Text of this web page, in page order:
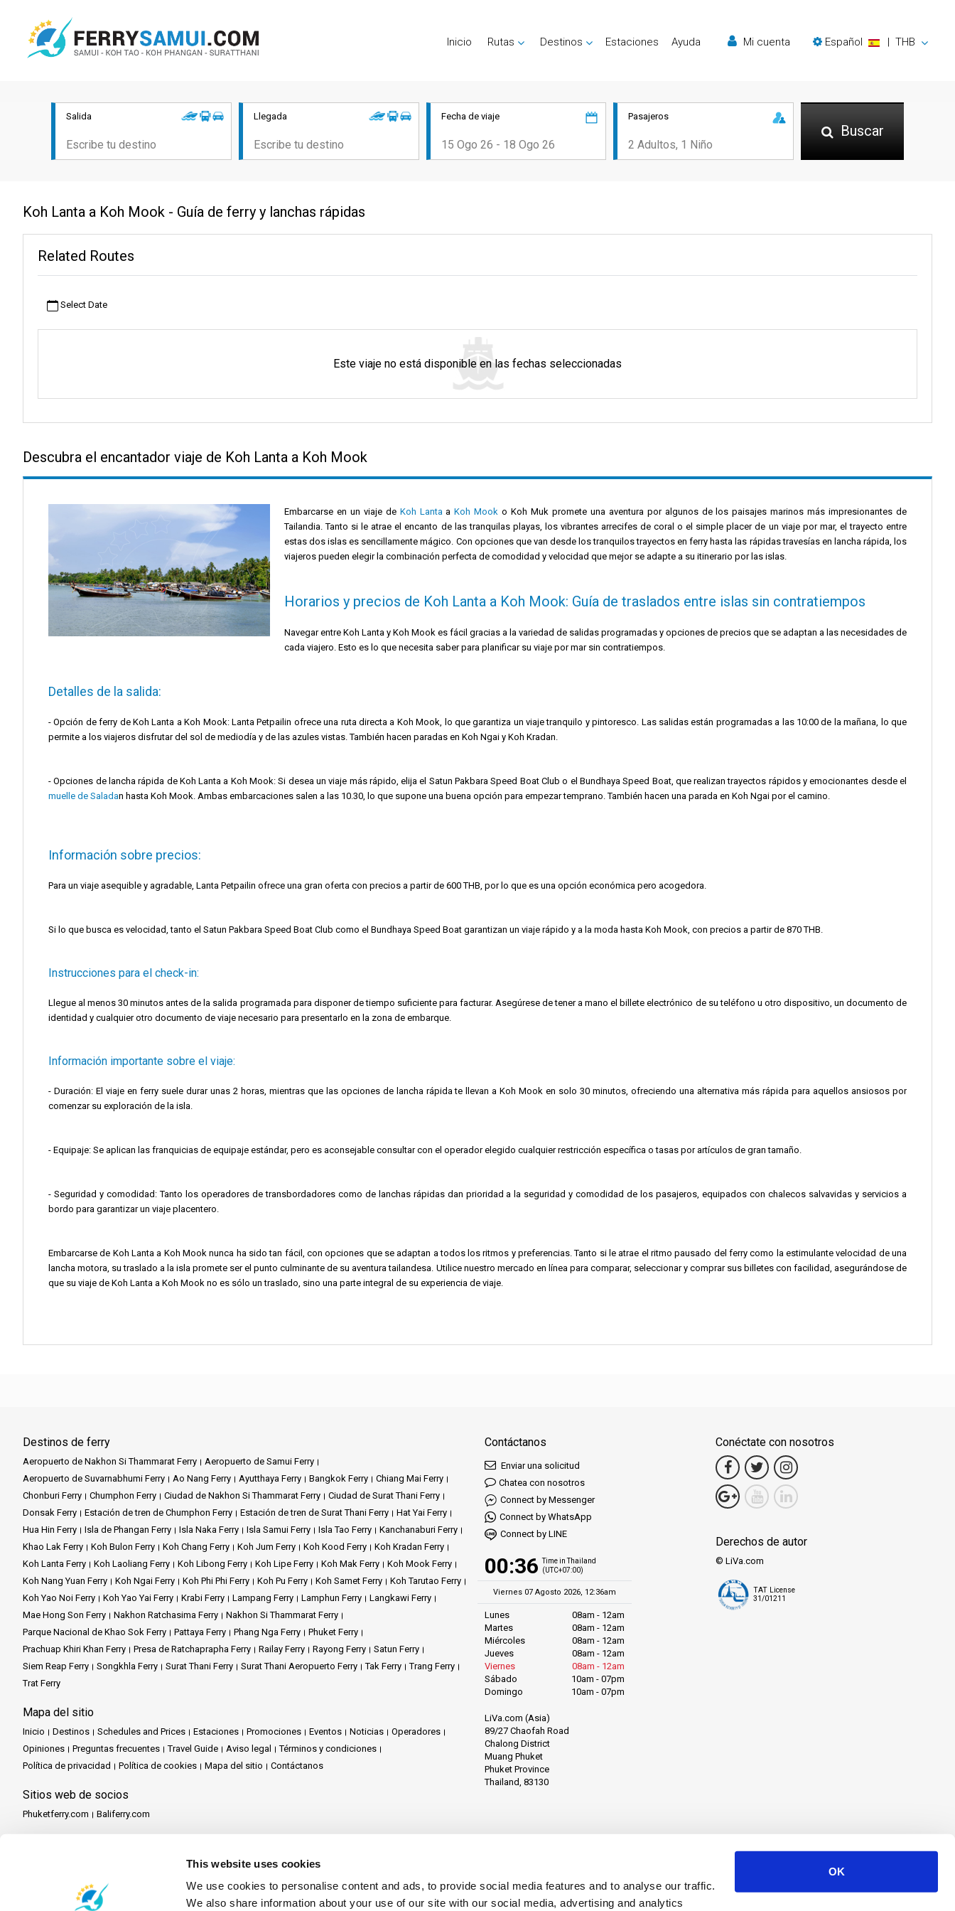
This website uses cookies
We use cookies to personalise content and ads, to provide social media features and to analyse our traffic.
We also share information about your use of our site with our social media, advertising and analytics
OK
Inicio Rutas Destinos Estaciones Ayuda Mi cuenta Español | THB
Salida Llegada Fecha de viaje Pasajeros
Buscar
Koh Lanta a Koh Mook - Guía de ferry y lanchas rápidas
Related Routes
Select Date
Este viaje no está disponible en las fechas seleccionadas
Descubra el encantador viaje de Koh Lanta a Koh Mook
Embarcarse en un viaje deKoh LantaaKoh Mooko Koh Muk promete una aventura por algunos de los paisajes marinos más impresionantes de
Tailandia. Tanto si le atrae el encanto de las tranquilas playas, los vibrantes arrecifes de coral o el simple placer de un viaje por mar, el trayecto entre
estas dos islas es sencillamente mágico. Con opciones que van desde los tranquilos trayectos en ferry hasta las rápidas travesías en lancha rápida, los
viajeros pueden elegir la combinación perfecta de comodidad y velocidad que mejor se adapte a su itinerario por las islas.
Horarios y precios de Koh Lanta a Koh Mook: Guía de traslados entre islas sin contratiempos
Navegar entre Koh Lanta y Koh Mook es fácil gracias a la variedad de salidas programadas y opciones de precios que se adaptan a las necesidades de
cada viajero. Esto es lo que necesita saber para planificar su viaje por mar sin contratiempos.
Detalles de la salida:
- Opción de ferry de Koh Lanta a Koh Mook: Lanta Petpailin ofrece una ruta directa a Koh Mook, lo que garantiza un viaje tranquilo y pintoresco. Las salidas están programadas a las 10:00 de la mañana, lo que
permite a los viajeros disfrutar del sol de mediodía y de las azules vistas. También hacen paradas en Koh Ngai y Koh Kradan.
- Opciones de lancha rápida de Koh Lanta a Koh Mook: Si desea un viaje más rápido, elija el Satun Pakbara Speed Boat Club o el Bundhaya Speed Boat, que realizan trayectos rápidos y emocionantes desde el
muelle de Saladan hasta Koh Mook. Ambas embarcaciones salen a las 10.30, lo que supone una buena opción para empezar temprano. También hacen una parada en Koh Ngai por el camino.
Información sobre precios:
Para un viaje asequible y agradable, Lanta Petpailin ofrece una gran oferta con precios a partir de 600 THB, por lo que es una opción económica pero acogedora.
Si lo que busca es velocidad, tanto el Satun Pakbara Speed Boat Club como el Bundhaya Speed Boat garantizan un viaje rápido y a la moda hasta Koh Mook, con precios a partir de 870 THB.
Instrucciones para el check-in:
Llegue al menos 30 minutos antes de la salida programada para disponer de tiempo suficiente para facturar. Asegúrese de tener a mano el billete electrónico de su teléfono u otro dispositivo, un documento de
identidad y cualquier otro documento de viaje necesario para presentarlo en la zona de embarque.
Información importante sobre el viaje:
- Duración: El viaje en ferry suele durar unas 2 horas, mientras que las opciones de lancha rápida te llevan a Koh Mook en solo 30 minutos, ofreciendo una alternativa más rápida para aquellos ansiosos por
comenzar su exploración de la isla.
- Equipaje: Se aplican las franquicias de equipaje estándar, pero es aconsejable consultar con el operador elegido cualquier restricción específica o tasas por artículos de gran tamaño.
- Seguridad y comodidad: Tanto los operadores de transbordadores como de lanchas rápidas dan prioridad a la seguridad y comodidad de los pasajeros, equipados con chalecos salvavidas y servicios a
bordo para garantizar un viaje placentero.
Embarcarse de Koh Lanta a Koh Mook nunca ha sido tan fácil, con opciones que se adaptan a todos los ritmos y preferencias. Tanto si le atrae el ritmo pausado del ferry como la estimulante velocidad de una
lancha motora, su traslado a la isla promete ser el punto culminante de su aventura tailandesa. Utilice nuestro mercado en línea para comparar, seleccionar y comprar sus billetes con facilidad, asegurándose de
que su viaje de Koh Lanta a Koh Mook no es sólo un traslado, sino una parte integral de su experiencia de viaje.
Destinos de ferry
Aeropuerto de Nakhon Si Thammarat Ferry
Aeropuerto de Samui Ferry
Aeropuerto de Suvarnabhumi Ferry
Ao Nang Ferry Ayutthaya Ferry Bangkok Ferry
Chiang Mai Ferry
Chonburi Ferry
Chumphon Ferry Ciudad de Nakhon Si Thammarat Ferry
Ciudad de Surat Thani Ferry
Donsak Ferry
Estación de tren de Chumphon Ferry Estación de tren de Surat Thani Ferry
Hat Yai Ferry
Hua Hin Ferry
Isla de Phangan Ferry Isla Naka Ferry Isla Samui Ferry Isla Tao Ferry
Kanchanaburi Ferry
Khao Lak Ferry
Koh Bulon Ferry Koh Chang Ferry Koh Jum Ferry Koh Kood Ferry
Koh Kradan Ferry
Koh Lanta Ferry
Koh Laoliang Ferry Koh Libong Ferry Koh Lipe Ferry Koh Mak Ferry
Koh Mook Ferry
Koh Nang Yuan Ferry
Koh Ngai Ferry Koh Phi Phi Ferry Koh Pu Ferry Koh Samet Ferry
Koh Tarutao Ferry
Koh Yao Noi Ferry
Koh Yao Yai Ferry Krabi Ferry Lampang Ferry Lamphun Ferry
Langkawi Ferry
Mae Hong Son Ferry
Nakhon Ratchasima Ferry
Nakhon Si Thammarat Ferry
Parque Nacional de Khao Sok Ferry
Pattaya Ferry Phang Nga Ferry
Phuket Ferry
Prachuap Khiri Khan Ferry
Presa de Ratchaprapha Ferry Railay Ferry Rayong Ferry
Satun Ferry
Siem Reap Ferry
Songkhla Ferry Surat Thani Ferry Surat Thani Aeropuerto Ferry Tak Ferry
Trang Ferry
Trat Ferry
Mapa del sitio
Inicio Destinos Schedules and Prices Estaciones Promociones Eventos Noticias
Operadores
Opiniones
Preguntas frecuentes Travel Guide Aviso legal
Términos y condiciones
Política de privacidad
Política de cookies Mapa del sitio Contáctanos
Sitios web de socios
Phuketferry.com Baliferry.com
Travel Agent Program
Contáctanos
Enviar una solicitud
Chatea con nosotros
Connect by Messenger
Connect by WhatsApp
Connect by LINE
00:36 Time in Thailand
(UTC+07:00)
Viernes 07 Agosto 2026, 12:36am
Lunes
08am - 12am
Martes
08am - 12am
Miércoles
08am - 12am
Jueves
08am - 12am
Viernes
08am - 12am
Sábado
10am - 07pm
Domingo
10am - 07pm
LiVa.com (Asia)
89/27 Chaofah Road
Chalong District
Muang Phuket
Phuket Province
Thailand, 83130
Conéctate con nosotros
Derechos de autor
© LiVa.com
TAT License
31/01211